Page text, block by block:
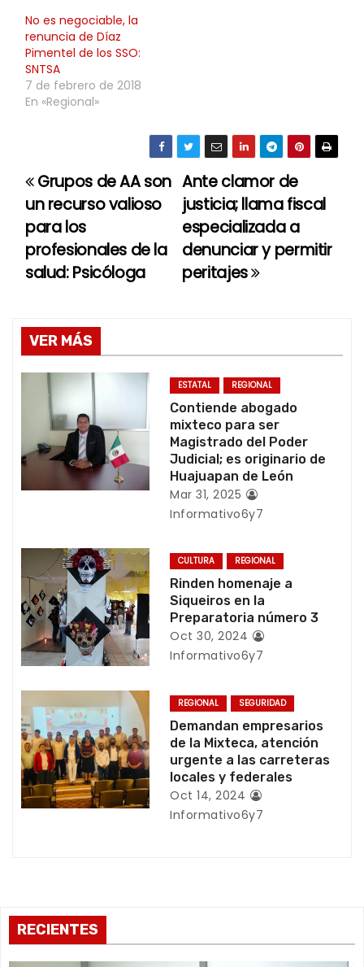
No es negociable, la
renuncia de Díaz
Pimentel de los SSO:
SNTSA
7 de febrero de 2018
En «Regional»
N
a
v
g
a
ó
n
e
n
t
r
a
d
a
Ante clamor de
justicia; llama fiscal
especializada a
denunciar y permitir
peritajes
Grupos de AA son
un recurso valioso
para los
profesionales de la
salud: Psicóloga
VER MÁS
ESTATAL REGIONAL
Contiende abogado
mixteco para ser
Magistrado del Poder
Judicial; es originario de
Huajuapan de León
Mar 31, 2025
Informativo6y7
CULTURA REGIONAL
Rinden homenaje a
Siqueiros en la
Preparatoria número 3
Oct 30, 2024
Informativo6y7
REGIONAL SEGURIDAD
Demandan empresarios
de la Mixteca, atención
urgente a las carreteras
locales y federales
Oct 14, 2024
Informativo6y7
RECIENTES